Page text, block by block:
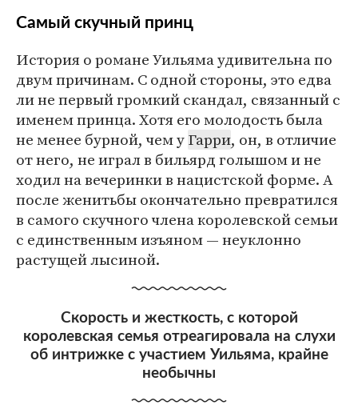
Самый скучный принц
История о романе Уильяма удивительна по
двум причинам. С одной стороны, это едва
ли не первый громкий скандал, связанный с
именем принца. Хотя его молодость была
не менее бурной, чем уГарри, он, в отличие
от него, не играл в бильярд голышом и не
ходил на вечеринки в нацистской форме. А
после женитьбы окончательно превратился
в самого скучного члена королевской семьи
с единственным изъяном — неуклонно
растущей лысиной.
Скорость и жесткость, с которой
королевская семья отреагировала на слухи
об интрижке с участием Уильяма, крайне
необычны